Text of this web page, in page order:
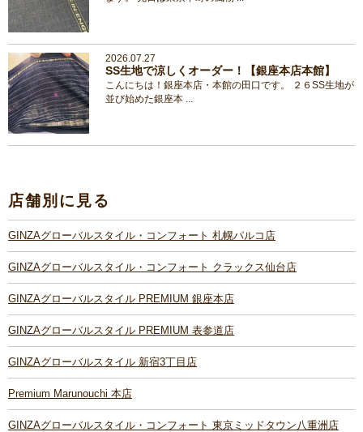
2026.07.27
SS生地で涼しくオーダー！【銀座本店本館】
こんにちは！銀座本店・本館の田口です。 ２６SS生地が
並び始めた銀座本 ...
店舗別に見る
GINZAグローバルスタイル・コンフォート 札幌パルコ店
GINZAグローバルスタイル・コンフォート クラックス仙台店
GINZAグローバルスタイル PREMIUM 銀座本店
GINZAグローバルスタイル PREMIUM 表参道店
GINZAグローバルスタイル 新宿3丁目店
Premium Marunouchi 本店
GINZAグローバルスタイル・コンフォート 東京ミッドタウン八重洲店